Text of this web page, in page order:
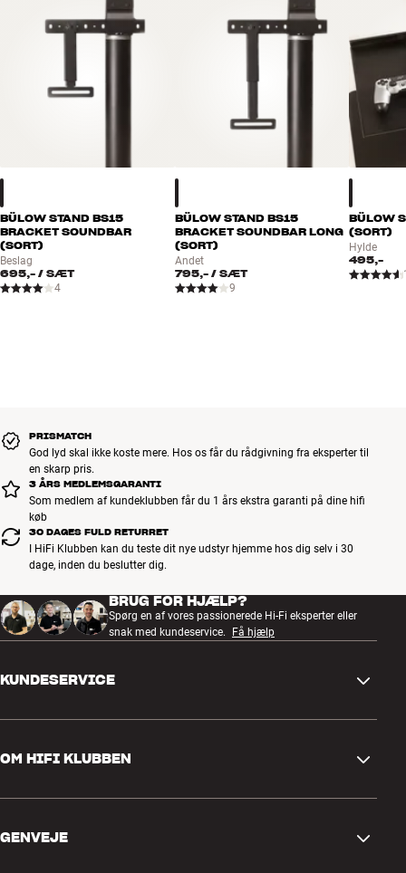
BÜLOW STAND BS15
BRACKET SOUNDBAR
(SORT)
Beslag
695,- / SÆT
4
BÜLOW STAND BS15
BRACKET SOUNDBAR LONG
(SORT)
Andet
795,-/ SÆT
9
BÜLOW
(SORT)
Hylde
495,-
PRISMATCH
God lyd skal ikke koste mere. Hos os får du rådgivning fra eksperter til
en skarp pris.
3 ÅRS MEDLEMSGARANTI
Som medlem af kundeklubben får du 1 års ekstra garanti på dine hifi
køb
30 DAGES FULD RETURRET
I HiFi Klubben kan du teste dit nye udstyr hjemme hos dig selv i 30
dage, inden du beslutter dig.
BRUG FOR HJÆLP?
Spørg en af vores passionerede Hi-Fi eksperter eller
snak med kundeservice.
Få hjælp
KUNDESERVICE
Retur og reklamation
Fortryd ordre
OM HIFI KLUBBEN
GENVEJE